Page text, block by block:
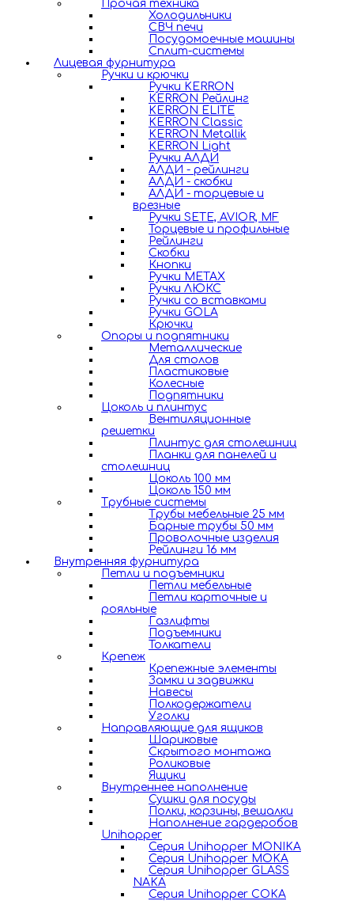
Прочая техника
Холодильники
СВЧ печи
Посудомоечные машины
Сплит-системы
Лицевая фурнитура
Ручки и крючки
Ручки KERRON
KERRON Рейлинг
KERRON ELITE
KERRON Classic
KERRON Metallik
KERRON Light
Ручки АЛДИ
АЛДИ - рейлинги
АЛДИ - скобки
АЛДИ - торцевые и
врезные
Ручки SETE, AVIOR, MF
Торцевые и профильные
Рейлинги
Скобки
Кнопки
Ручки METAX
Ручки ЛЮКС
Ручки со вставками
Ручки GOLA
Крючки
Опоры и подпятники
Металлические
Для столов
Пластиковые
Колесные
Подпятники
Цоколь и плинтус
Вентиляционные
решетки
Плинтус для столешниц
Планки для панелей и
столешниц
Цоколь 100 мм
Цоколь 150 мм
Трубные системы
Трубы мебельные 25 мм
Барные трубы 50 мм
Проволочные изделия
Рейлинги 16 мм
Внутренняя фурнитура
Петли и подъемники
Петли мебельные
Петли карточные и
рояльные
Газлифты
Подъемники
Толкатели
Крепеж
Крепежные элементы
Замки и задвижки
Навесы
Полкодержатели
Уголки
Направляющие для ящиков
Шариковые
Скрытого монтажа
Роликовые
Ящики
Внутреннее наполнение
Сушки для посуды
Полки, корзины, вешалки
Наполнение гардеробов
Unihopper
Серия Unihopper MONIKA
Серия Unihopper MOKA
Серия Unihopper GLASS
NAKA
Серия Unihopper COKA